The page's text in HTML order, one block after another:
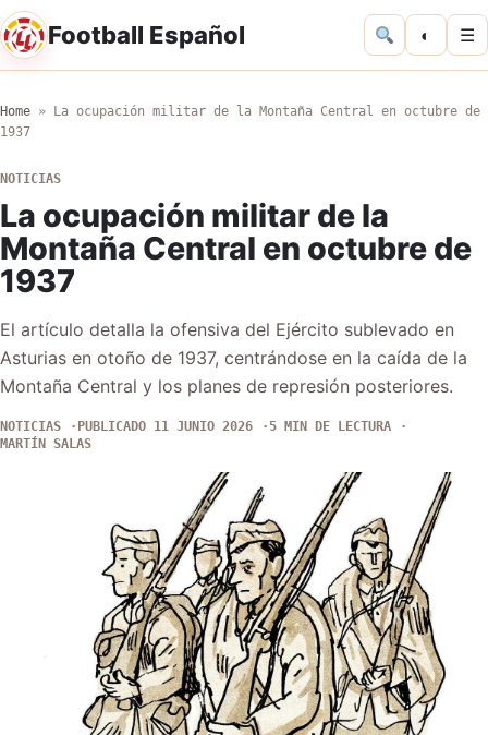
Football Español ◐ ☰
Home »
La ocupación militar de la Montaña Central en octubre de
1937
NOTICIAS
La ocupación militar de la
Montaña Central en octubre de
1937
El artículo detalla la ofensiva del Ejército sublevado en
Asturias en otoño de 1937, centrándose en la caída de la
Montaña Central y los planes de represión posteriores.
NOTICIAS PUBLICADO 11 JUNIO 2026
5 MIN DE LECTURA
MARTÍN SALAS